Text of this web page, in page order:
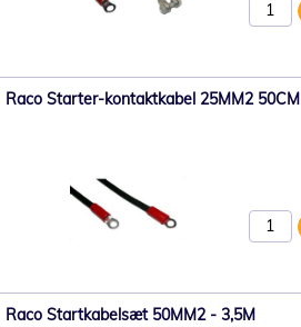
Raco Starter-kontaktkabel 25MM2 50CM
Raco Startkabelsæt 50MM2 - 3,5M